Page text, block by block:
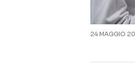
24 MAGGIO